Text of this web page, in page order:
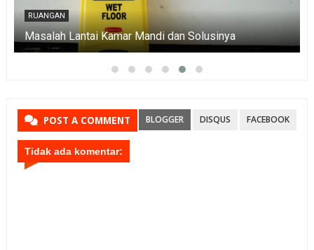
RUANGAN
Masalah Lantai Kamar Mandi dan Solusinya
POST A COMMENT BLOGGER DISQUS FACEBOOK
Tidak ada komentar: